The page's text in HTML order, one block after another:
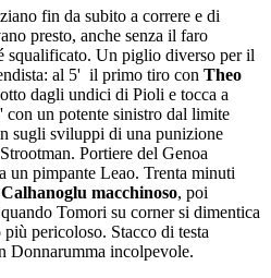
fin da subito a correre e di
presto, anche senza il faro
squalificato. Un piglio diverso per il
al 5' il primo tiro con Theo
dagli undici di Pioli e tocca a
con un potente sinistro dal limite
sugli sviluppi di una punizione
Portiere del Genoa
un pimpante Leao. Trenta minuti
Calhanoglu macchinoso, poi
Tomori su corner si dimentica
pericoloso. Stacco di testa
Donnarumma incolpevole.